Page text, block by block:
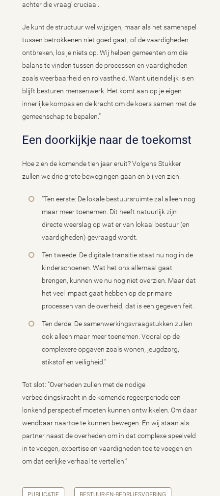
achter die vraag' cruciaal.
Je kunt de structuur wel wijzigen, maar als het samenspel
tussen betrokkenen niet goed gaat, of de vaardigheden
ontbreken, los je niets op. Wij helpen gemeenten om die
balans te vinden tussen de processen en vaardigheden
zoals weerbaarheid en rolvastheid. Want uiteindelijk is en
blijft besturen mensenwerk. Het komt aan op je eigen
innerlijke kompas en de kracht om de koers samen met de
gemeenschap te bepalen.”
Een doorkijkje naar de toekomst
Hoe zien de komende tien jaar eruit? Volgens Stukker
zullen we drie grote bewegingen gaan en blijven zien.
“Ten eerste: De lokale bestuursruimte zal alleen nog
maar meer toenemen. Dit heeft natuurlijk zijn
directe weerslag op wat er van lokaal bestuur (en
vaardigheden) gevraagd wordt.
Ten tweede: De digitale transitie staat nu nog in de
kinderschoenen. Wat het ons allemaal gaat
brengen, kunnen we nu nog niet overzien. Maar dat
het veel impact gaat hebben op de primaire
processen van de overheid, dat is een gegeven feit.
Ten derde: De samenwerkingsvraagstukken zullen
ook alleen maar meer toenemen. Vooral op de
complexere opgaven zoals wonen, jeugdzorg,
stikstof en veiligheid.”
Tot slot: “Overheden zullen met de nodige
verbeeldingskracht in de komende regeerperiode een
lonkend perspectief moeten kunnen ontwikkelen. Om daar
wendbaar naartoe te kunnen bewegen. En wij staan als
partner naast de overheden om in dat complexe speelveld
in te voegen, expertise en vaardigheden toe te voegen en
om dat eerlijke verhaal te vertellen.”
PUBLICATIE BESTUUR-EN-BEDRIJFSVOERING